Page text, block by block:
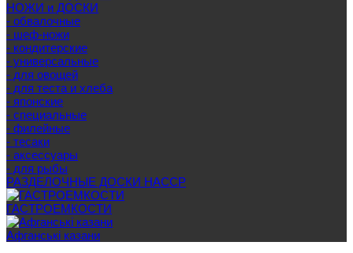
НОЖИ и ДОСКИ
- обвалочные
- шеф-ножи
- кондитерские
- универсальные
- для овощей
- для теста и хлеба
- японские
- специальные
- филейные
- тесаки
- аксессуары
- для рыбы
РАЗДЕЛОЧНЫЕ ДОСКИ HACCP
ГАСТРОЕМКОСТИ
Афганські казани